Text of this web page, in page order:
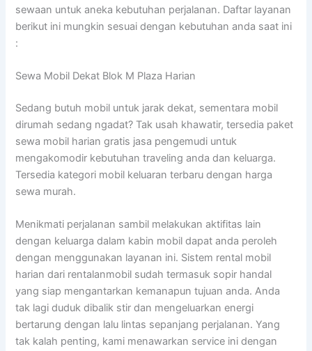
sewaan untuk aneka kebutuhan perjalanan. Daftar layanan
berikut ini mungkin sesuai dengan kebutuhan anda saat ini
:
Sewa Mobil Dekat Blok M Plaza Harian
Sedang butuh mobil untuk jarak dekat, sementara mobil
dirumah sedang ngadat? Tak usah khawatir, tersedia paket
sewa mobil harian gratis jasa pengemudi untuk
mengakomodir kebutuhan traveling anda dan keluarga.
Tersedia kategori mobil keluaran terbaru dengan harga
sewa murah.
Menikmati perjalanan sambil melakukan aktifitas lain
dengan keluarga dalam kabin mobil dapat anda peroleh
dengan menggunakan layanan ini. Sistem rental mobil
harian dari rentalanmobil sudah termasuk sopir handal
yang siap mengantarkan kemanapun tujuan anda. Anda
tak lagi duduk dibalik stir dan mengeluarkan energi
bertarung dengan lalu lintas sepanjang perjalanan. Yang
tak kalah penting, kami menawarkan service ini dengan